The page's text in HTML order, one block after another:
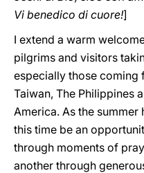
Vi benedico di cuore!]
I extend a warm
pilgrims and visitors
especially those coming
Taiwan, The Philippines
America. As the
this time be an
through moments of
another through